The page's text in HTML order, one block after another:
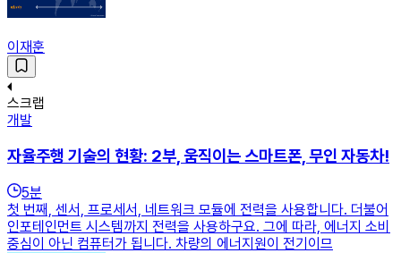
이재훈
스크랩
개발
자율주행 기술의 현황: 2부, 움직이는 스마트폰, 무인 자동차!
5분
첫 번째, 센서, 프로세서, 네트워크 모듈에 전력을 사용합니다. 더불어
인포테인먼트 시스템까지 전력을 사용하구요. 그에 따라, 에너지 소비
중심이 아닌 컴퓨터가 됩니다. 차량의 에너지원이 전기이므